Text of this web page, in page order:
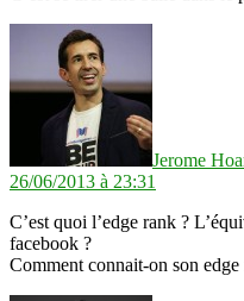
Jerome
26/06/2013 à 23:31
C’est quoi l’edge rank ?
facebook ?
Comment connait-on son edge